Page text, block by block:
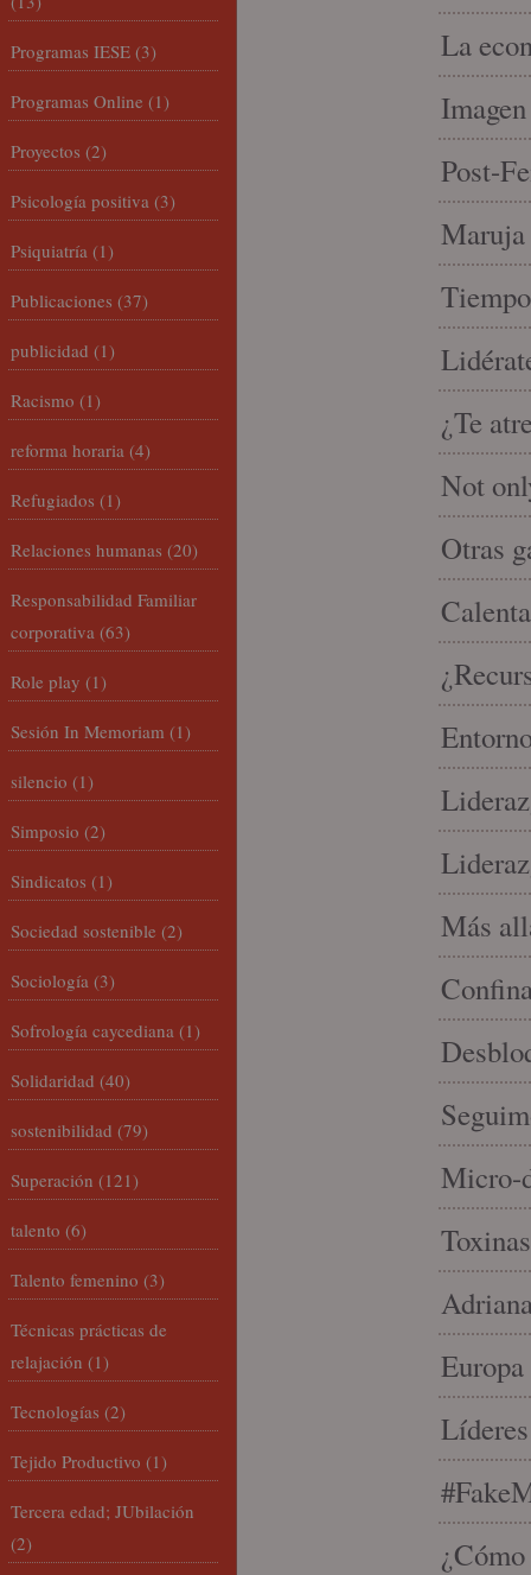
La
Post-
Maruja
¿Te
Not
Otras
Más
Micro-
Programas IESE (3)
Programas Online (1)
Proyectos (2)
Psicología positiva (3)
Psiquiatría (1)
Publicaciones (37)
publicidad (1)
Racismo (1)
reforma horaria (4)
Refugiados (1)
Relaciones humanas (20)
Responsabilidad Familiar
corporativa (63)
Role play (1)
Sesión In Memoriam (1)
silencio (1)
Simposio (2)
Sindicatos (1)
Sociedad sostenible (2)
Sociología (3)
Sofrología caycediana (1)
Solidaridad (40)
sostenibilidad (79)
Superación (121)
talento (6)
Talento femenino (3)
Técnicas prácticas de
relajación (1)
Tecnologías (2)
Tejido Productivo (1)
Tercera edad; JUbilación
(2)